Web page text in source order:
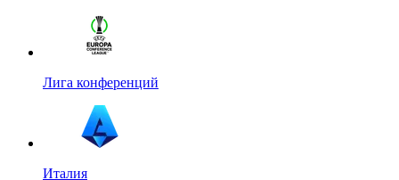
Лига конференций
Италия